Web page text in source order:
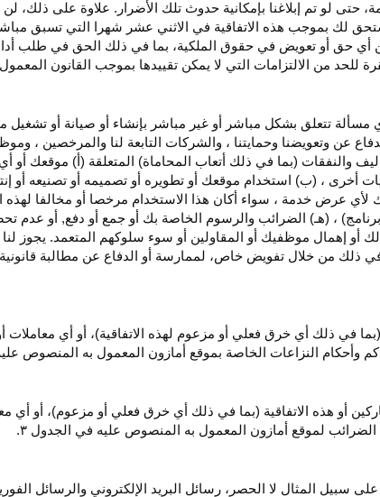
حتى لو تم إبلاغنا بإمكانية حدوث تلك الأضرار. علاوة على ذلك، لن
لك بموجب هذه الاتفاقية في الاثني عشر شهرا التي تسبق
أي حق أو تعويض في حقوق الملكية، بما في ذلك الحق في طلب
من الالتزامات التي لا يمكن تقييدها بموجب القانون
تتعلق بشكل مباشر أو غير مباشر بإنشاء أو صيانة أو
عن وتعويضنا وحمايتنا ، والشركات التابعة لنا والمرخصين ،
والنفقات (بما في ذلك أتعاب المحاماة) المتعلقة (أ) موقعك
، (ب) استخدام موقعك أو تطويره أو تصميمه أو تصنيعه أو
عرض خدمة ، سواء أكان هذا الاستخدام مرخصا أو مخالفا لهذه
، (هـ) الضرائب والرسوم الخاصة بك أو جمع أو دفع, أو عدم
أو إهمال موظفيك أو المقاولين أو سوء سلوكهم المتعمد. يجوز لنا
ذلك من خلال تفويض خاص، لممارسة أو الدفاع عن مطالبة
(بما في ذلك أي خرق فعلي أو مزعوم لهذه الاتفاقية)، أو أي
وأحكام النزاعات الخاصة بموقع أمازون المعمول به المنصوص
أو هذه الاتفاقية (بما في ذلك أي خرق فعلي أو مزعوم)، أو أي
الضرائب لموقع أمازون المعمول به المنصوص عليه في الجدول ۳.
سبيل المثال لا الحصر، رسائل البريد الإلكتروني والرسائل